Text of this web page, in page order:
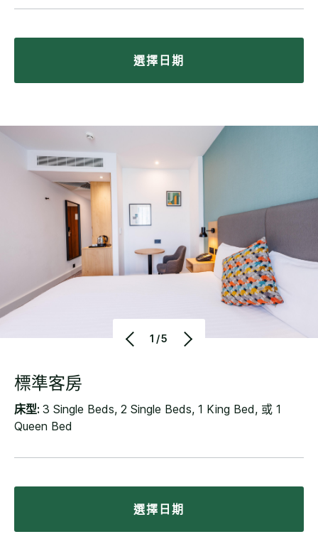
選擇日期
1/5
標準客房
床型: 3 Single Beds, 2 Single Beds, 1 King Bed, 或 1
Queen Bed
選擇日期